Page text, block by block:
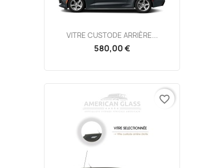
VITRE CUSTODE ARRIÈRE...
580,00 €
favorite_border